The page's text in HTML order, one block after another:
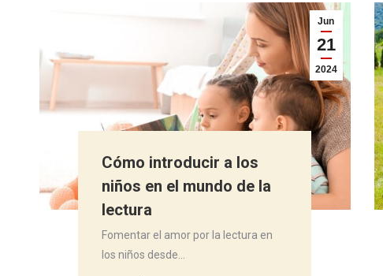
Jun
21
2024
Cómo introducir a los
niños en el mundo de la
lectura
Fomentar el amor por la lectura en
los niños desde…